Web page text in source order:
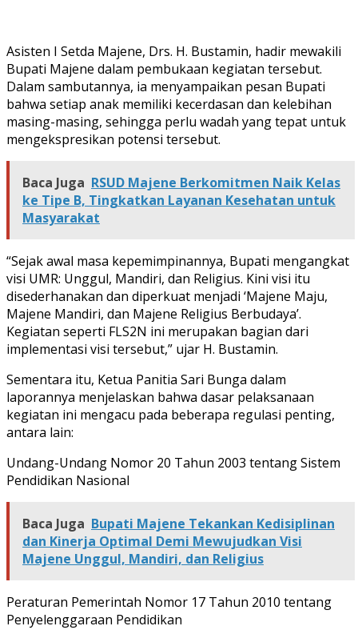
Asisten I Setda Majene, Drs. H. Bustamin, hadir mewakili
Bupati Majene dalam pembukaan kegiatan tersebut.
Dalam sambutannya, ia menyampaikan pesan Bupati
bahwa setiap anak memiliki kecerdasan dan kelebihan
masing-masing, sehingga perlu wadah yang tepat untuk
mengekspresikan potensi tersebut.
Baca Juga RSUD Majene Berkomitmen Naik Kelas
ke Tipe B, Tingkatkan Layanan Kesehatan untuk
Masyarakat
“Sejak awal masa kepemimpinannya, Bupati mengangkat
visi UMR: Unggul, Mandiri, dan Religius. Kini visi itu
disederhanakan dan diperkuat menjadi ‘Majene Maju,
Majene Mandiri, dan Majene Religius Berbudaya’.
Kegiatan seperti FLS2N ini merupakan bagian dari
implementasi visi tersebut,” ujar H. Bustamin.
Sementara itu, Ketua Panitia Sari Bunga dalam
laporannya menjelaskan bahwa dasar pelaksanaan
kegiatan ini mengacu pada beberapa regulasi penting,
antara lain:
Undang-Undang Nomor 20 Tahun 2003 tentang Sistem
Pendidikan Nasional
Baca Juga Bupati Majene Tekankan Kedisiplinan
dan Kinerja Optimal Demi Mewujudkan Visi
Majene Unggul, Mandiri, dan Religius
Peraturan Pemerintah Nomor 17 Tahun 2010 tentang
Penyelenggaraan Pendidikan